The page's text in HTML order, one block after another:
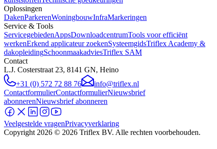
Oplossingen
DakenParkerenWoningbouwInfraMarkeringen
Service & Tools
ServicegebiedenAppsDownloadcentrumTools voor efficiënt
werkenErkend applicateur zoekenSysteemgidsTriflex Academy &
dakopleidingSchoonmaakadviesTriflex SAM
Contact
L.J. Costerstraat 23, 8141 GN, Heino
+31 (0) 572 72 88 76
info@triflex.nl
ContactformulierContactformulierNieuwsbrief
abonnerenNieuwsbrief abonneren
Veelgestelde vragenPrivacyverklaring
Copyright 2026 © 2026 Triflex BV. Alle rechten voorbehouden.